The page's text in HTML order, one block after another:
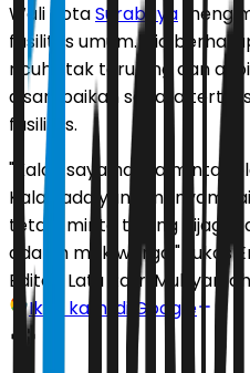
Wali KotaSurabaya
fasilitas umum. Dia
ricuh) tak terulang dan
disampaikan secara tertib
fasilitas.
"Kalau saya hanya minta
Kalau ada yang
tetapi minta tolong dijaga
adalah milik warga," tukas
Editor: Latu Ratri Mubyarsah
Ikuti kami di Google